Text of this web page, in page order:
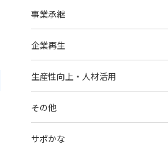
事業承継
企業再生
生産性向上・人材活用
その他
サポかな